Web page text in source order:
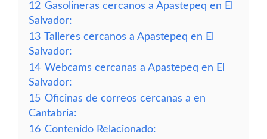
12 Gasolineras cercanos a Apastepeq en El
Salvador:
13 Talleres cercanos a Apastepeq en El
Salvador:
14 Webcams cercanas a Apastepeq en El
Salvador:
15 Oficinas de correos cercanas a en
Cantabria:
16 Contenido Relacionado: